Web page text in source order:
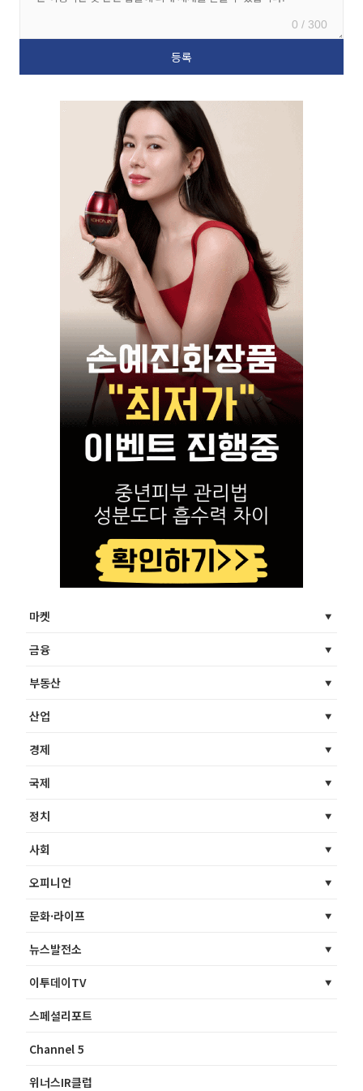
0 / 300
마켓
금융
부동산
산업
경제
국제
정치
사회
오피니언
문화·라이프
뉴스발전소
이투데이TV
스페셜리포트
Channel 5
위너스IR클럽